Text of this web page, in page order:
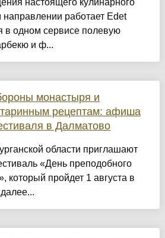
настоящего кулинарного
работает Edet
в одном сервисе полевую
и ф...
монастыря и
рецептам: афиша
в Далматово
области приглашают
«День преподобного
который пройдет 1 августа в